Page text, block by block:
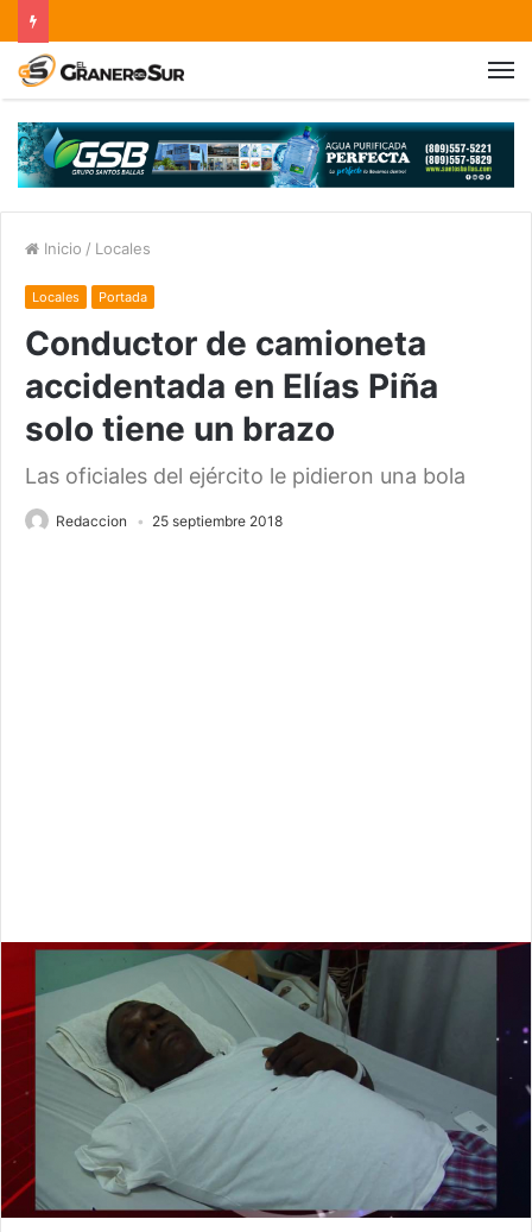
Inicio / Locales
Locales Portada
Conductor de camioneta
accidentada en Elías Piña
solo tiene un brazo
Las oficiales del ejército le pidieron una bola
Redaccion 25 septiembre 2018